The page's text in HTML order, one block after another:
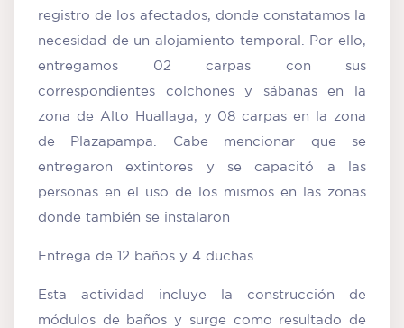
registro de los afectados, donde constatamos la
necesidad de un alojamiento temporal. Por ello,
entregamos 02 carpas con sus
correspondientes colchones y sábanas en la
zona de Alto Huallaga, y 08 carpas en la zona
de Plazapampa. Cabe mencionar que se
entregaron extintores y se capacitó a las
personas en el uso de los mismos en las zonas
donde también se instalaron
Entrega de 12 baños y 4 duchas
Esta actividad incluye la construcción de
módulos de baños y surge como resultado de